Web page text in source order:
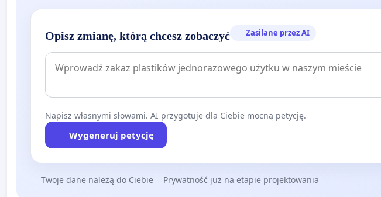
Opisz zmianę, którą chcesz zobaczyć Zasilane przez AI
Napisz własnymi słowami. AI przygotuje dla Ciebie mocną petycję.
Wygeneruj petycję
Twoje dane należą do Ciebie Prywatność już na etapie projektowania